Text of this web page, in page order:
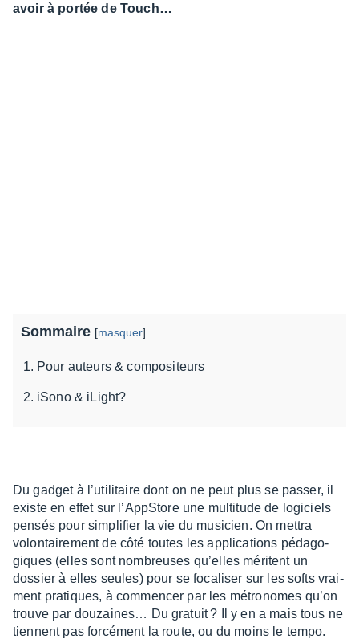
avoir à portée de Touch…
Sommaire [masquer]
Pour auteurs & compositeurs
iSono & iLight?
Du gadget à l’uti­li­taire dont on ne peut plus se passer, il
existe en effet sur l’AppS­tore une multi­tude de logi­ciels
pensés pour simpli­fier la vie du musi­cien. On mettra
volon­tai­re­ment de côté toutes les appli­ca­tions péda­go­
giques (elles sont nombreuses qu’elles méritent un
dossier à elles seules) pour se foca­li­ser sur les softs vrai­
ment pratiques, à commen­cer par les métro­nomes qu’on
trouve par douzai­nes… Du gratuit ? Il y en a mais tous ne
tiennent pas forcé­ment la route, ou du moins le tempo.